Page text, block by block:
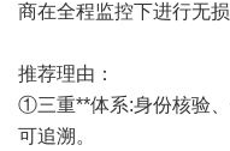
商在全程监控下进行无损
推荐理由：
①三重**体系:身份核验
可追溯。